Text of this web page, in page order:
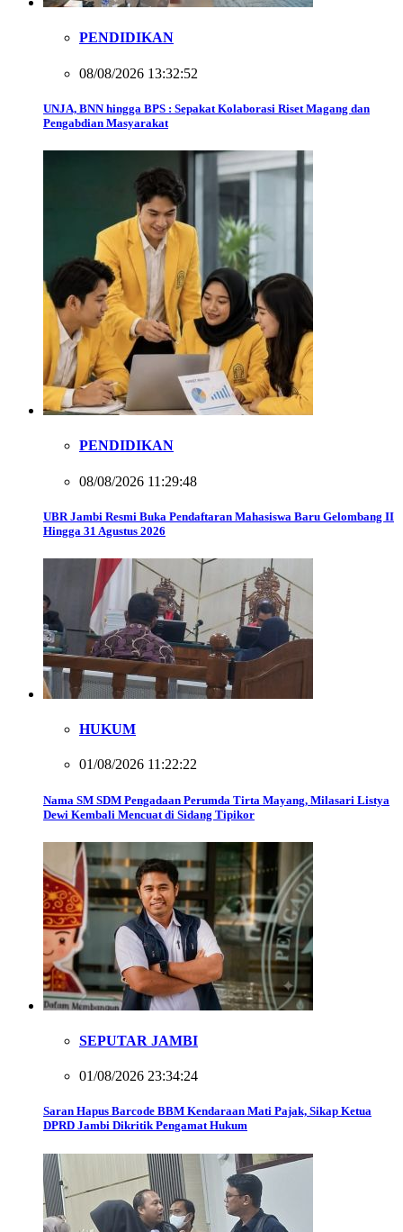
PENDIDIKAN
08/08/2026 13:32:52
UNJA, BNN hingga BPS : Sepakat Kolaborasi Riset Magang dan
Pengabdian Masyarakat
PENDIDIKAN
08/08/2026 11:29:48
UBR Jambi Resmi Buka Pendaftaran Mahasiswa Baru Gelombang II
Hingga 31 Agustus 2026
HUKUM
01/08/2026 11:22:22
Nama SM SDM Pengadaan Perumda Tirta Mayang, Milasari Listya
Dewi Kembali Mencuat di Sidang Tipikor
SEPUTAR JAMBI
01/08/2026 23:34:24
Saran Hapus Barcode BBM Kendaraan Mati Pajak, Sikap Ketua
DPRD Jambi Dikritik Pengamat Hukum